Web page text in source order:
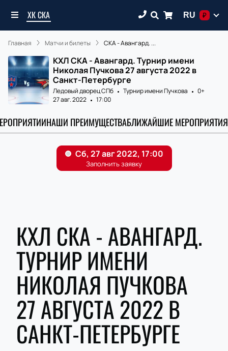
ХК СКА RU ₽
Главная Матчи и билеты СКА - Авангард. ...
КХЛ СКА - Авангард. Турнир имени
Николая Пучкова 27 августа 2022 в
Санкт-Петербурге
Ледовый дворец СПб Турнир имени Пучкова
0+
27 авг. 2022
17:00
НАШИ ПРЕИМУЩЕСТВАБЛИЖАЙШИЕ МЕРОПРИЯТИЯ
КХЛ СКА - АВАНГАРД.
ТУРНИР ИМЕНИ
НИКОЛАЯ ПУЧКОВА
27 АВГУСТА 2022 В
САНКТ-ПЕТЕРБУРГЕ